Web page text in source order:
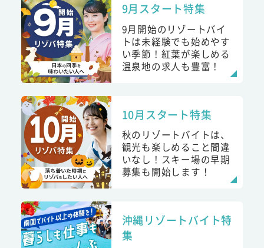
9月スタート特集
9月開始のリゾートバイ
トは未経験でも始めやす
い季節！紅葉が楽しめる
温泉地の求人も豊富！
10月スタート特集
秋のリゾートバイトは、
観光も楽しめること間違
いなし！スキー場の早期
募集も開始します！
沖縄リゾートバイト特
集